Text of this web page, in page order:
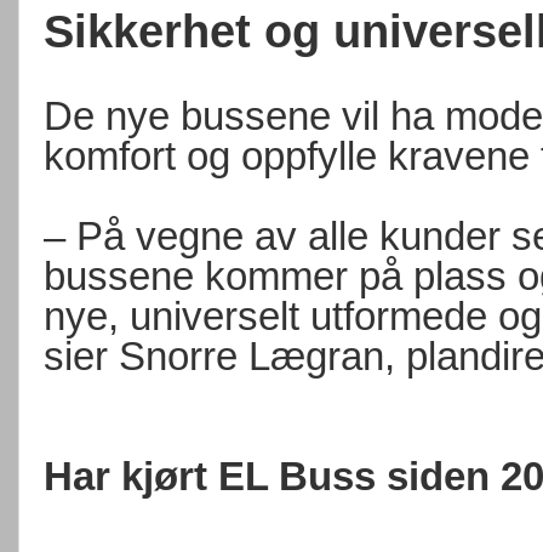
Sikkerhet og
De nye bussene vil ha
komfort og oppfylle
– På vegne av alle kunder
bussene kommer på plass
nye, universelt utformede
sier Snorre Lægran,
Har kjørt EL Buss siden